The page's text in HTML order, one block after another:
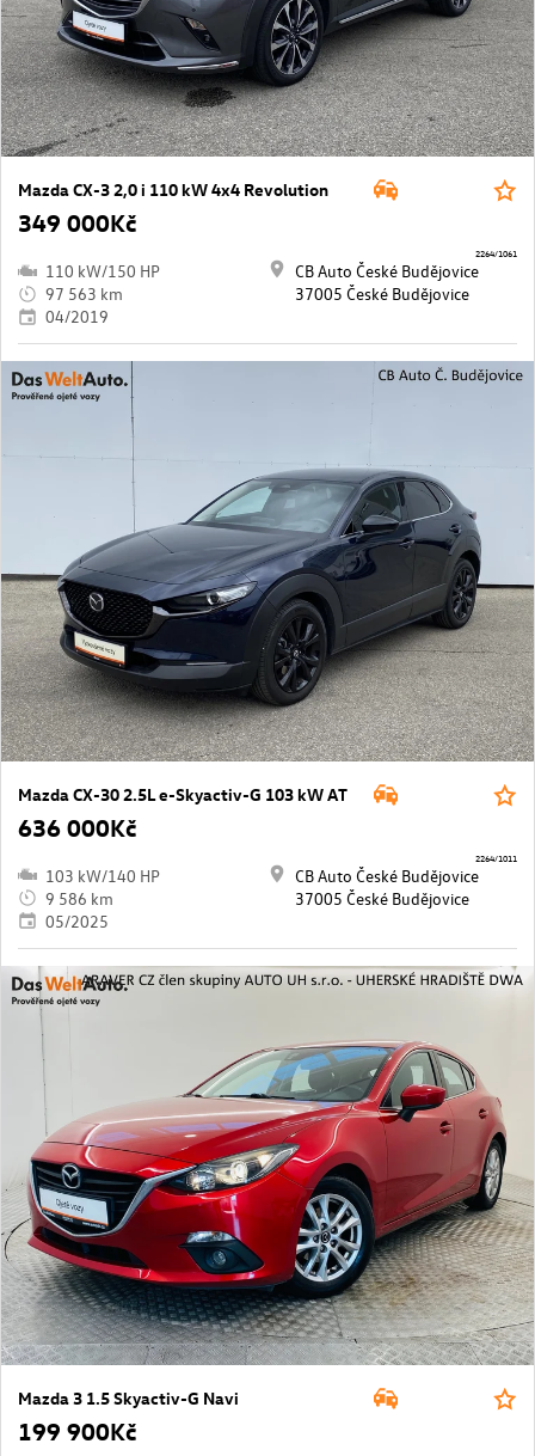
Mazda CX-3 2,0 i 110 kW 4x4 Revolution
349 000Kč
110 kW/150 HP
97 563 km
04/2019
CB Auto České Budějovice
37005 České Budějovice
2264/1061
Mazda CX-30 2.5L e-Skyactiv-G 103 kW AT
636 000Kč
103 kW/140 HP
9 586 km
05/2025
CB Auto České Budějovice
37005 České Budějovice
2264/1011
Mazda 3 1.5 Skyactiv-G Navi
199 900Kč